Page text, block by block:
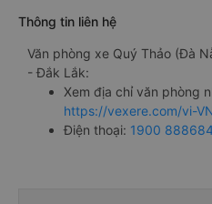
Thông tin liên hệ
Văn phòng xe Quý Thảo (Đà
- Đắk Lắk:
Xem địa chỉ văn phòng
https://vexere.com/vi-
Điện thoại: 1900 888684